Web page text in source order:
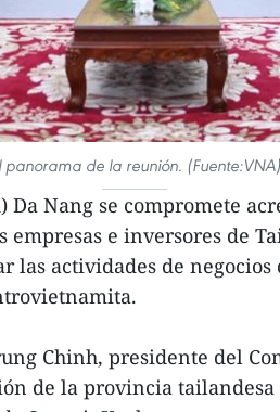
panorama de la reunión. (Fuente:VNA)
Da Nang se compromete
empresas e inversores de
las actividades de negocios
Chinh, presidente del
de la provincia tailandesa